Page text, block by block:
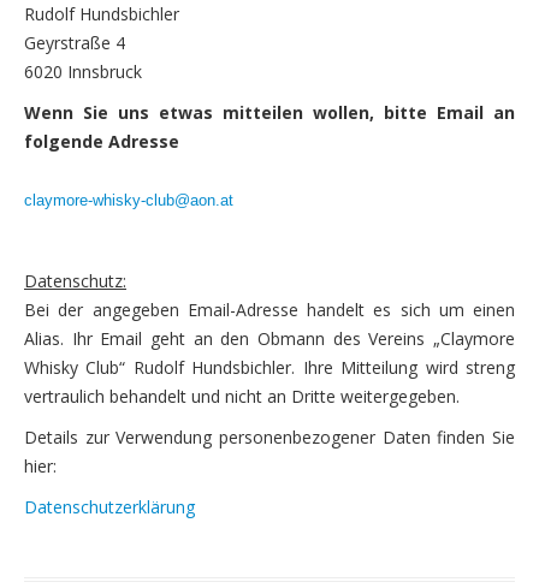
Highlandgames
Impressum
Verkostungen
Whisky abc
Fotos
Sponsoren
Freunde
Kontakt
Rudolf Hundsbichler
Geyrstraße 4
6020 Innsbruck
Wenn Sie uns etwas mitteilen wollen, bitte Email an
folgende Adresse
claymore-whisky-club@aon.at
Datenschutz:
Bei der angegeben Email-Adresse handelt es sich um einen
Alias. Ihr Email geht an den Obmann des Vereins „Claymore
Whisky Club“ Rudolf Hundsbichler. Ihre Mitteilung wird streng
vertraulich behandelt und nicht an Dritte weitergegeben.
Details zur Verwendung personenbezogener Daten finden Sie
hier:
Datenschutzerklärung